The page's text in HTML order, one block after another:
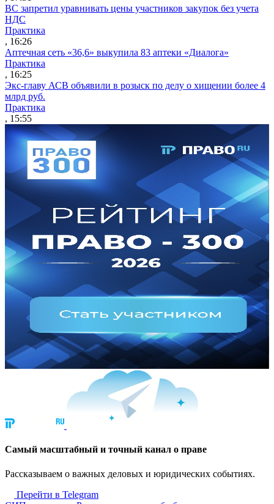
ВС запретил уравнивать цены участников закупок без учета
НДС
Практика
, 16:26
Аптечная сеть «36,6» выкупила 83 аптеки «Диалога»
Практика
, 16:25
Экс-главу АСВ объявили в розыск по делу о хищении более 4
млрд руб.
Практика
, 15:55
Cамый масштабный и точный канал о праве
Рассказываем о важных деловых и юридических событиях.
Перейти в Telegram